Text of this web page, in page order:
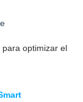
optimizar el